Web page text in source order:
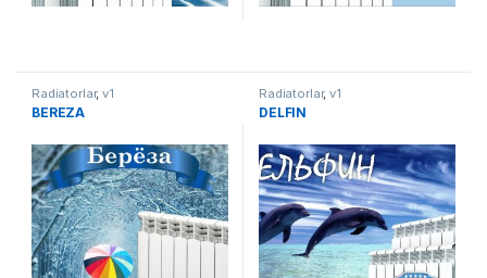
Radiatorlar,v1
BEREZA
Radiatorlar,v1
DELFIN